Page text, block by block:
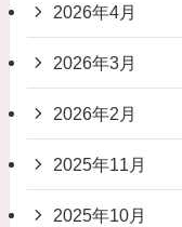
2026年4月
2026年3月
2026年2月
2025年11月
2025年10月